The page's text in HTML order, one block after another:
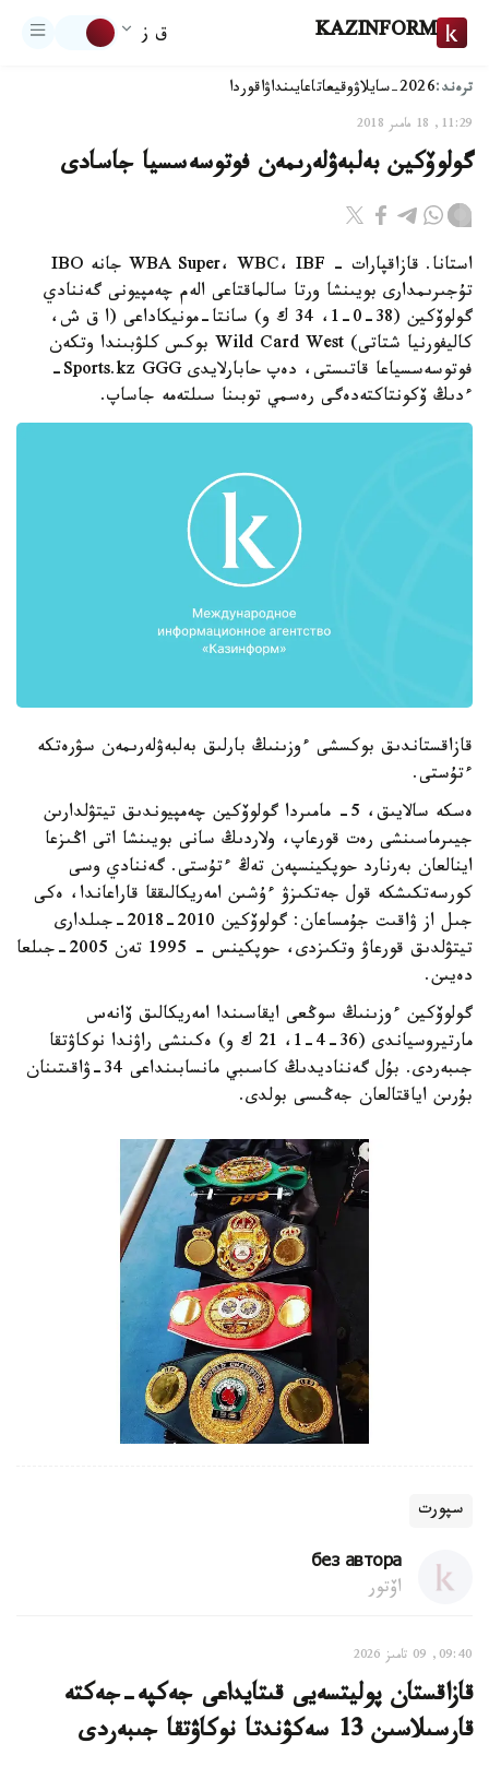
KAZINFORM ق ز
ترەند:2026-سايلاۋ وقيعاتاعايىنداۋاقوردا
11:29, 18 مامىر 2018
گولوۆكين بەلبەۋلەرىمەن فوتوسەسسيا جاسادى
استانا. قازاقپارات - WBA Super، WBC، IBF جانە IBO
تۇجىرىمدارى بويىنشا ورتا سالماقتاعى الەم چەمپيونى گەننادي
گولوۆكين (38-0-1، 34 ك و) سانتا-مونيكاداعى (ا ق ش،
كاليفورنيا شتاتى) Wild Card West بوكس كلۋبىندا وتكەن
فوتوسەسسياعا قاتىستى، دەپ حابارلايدى Sports.kz GGG-
ءدىڭ ۆكونتاكتەدەگى رەسمي توبىنا سىلتەمە جاساپ.
قازاقستاندىق بوكسشى ءوزىنىڭ بارلىق بەلبەۋلەرىمەن سۋرەتكە
ءتۇستى.
ەسكە سالايىق، 5- مامىردا گولوۆكين چەمپيوندىق تيتۋلدارىن
جيىرماسىنشى رەت قورعاپ، ولاردىڭ سانى بويىنشا اتى اڭىزعا
اينالعان بەرنارد حوپكينسپەن تەڭ ءتۇستى. گەننادي وسى
كورسەتكىشكە قول جەتكىزۋ ءۇشىن امەريكالىققا قاراعاندا، ەكى
جىل از ۋاقىت جۇمساعان: گولوۆكين 2010-2018-جىلدارى
تيتۋلدىق قورعاۋ وتكىزدى، حوپكينس - 1995 تەن 2005-جىلعا
دەيىن.
گولوۆكين ءوزىنىڭ سوڭعى ايقاسىندا امەريكالىق ۆانەس
مارتيروسياندى (36-4-1، 21 ك و) ەكىنشى راۋندا نوكاۋتقا
جىبەردى. بۇل گەنناديدىڭ كاسىبي مانسابىنداعى 34-ۋاقىتىنان
بۇرىن اياقتالعان جەڭىسى بولدى.
سپورت
без автора
اۆتور
09:40, 09 تامىز 2026
قازاقستان پوليتسەيى قىتايداعى جەكپە-جەكتە
قارسىلاسىن 13 سەكۋندتا نوكاۋتقا جىبەردى